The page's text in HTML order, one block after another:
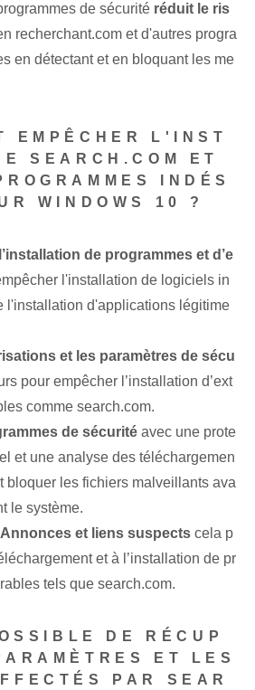
de sécurité réduit le ris
recherchant.com⁣ et d'autres progra
en détectant et en bloquant les me
EMPÊCHER L'INST
SEARCH.COM ET
INDÉS
WINDOWS 10 ?
de programmes et d’e
⁤l'installation de logiciels in
⁢l'installation⁢ d'applications légitime
et les paramètres de sécu
pour empêcher l’installation d’ext
comme search.com.
de sécurité avec une prote
et une analyse des téléchargemen
⁢bloquer‌ les fichiers malveillants ava
le système.
Annonces et liens suspects cela p
et à l’installation de pr
tels que search.com.
DE RÉCUP
ET LES
PAR SEAR